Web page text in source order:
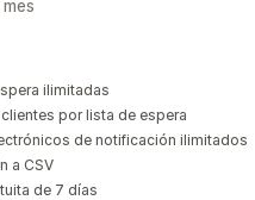
ilimitadas
por lista de espera
de notificación ilimitados
a CSV
de 7 días